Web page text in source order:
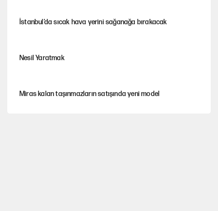
İstanbul’da sıcak hava yerini sağanağa bırakacak
Nesil Yaratmak
Miras kalan taşınmazların satışında yeni model